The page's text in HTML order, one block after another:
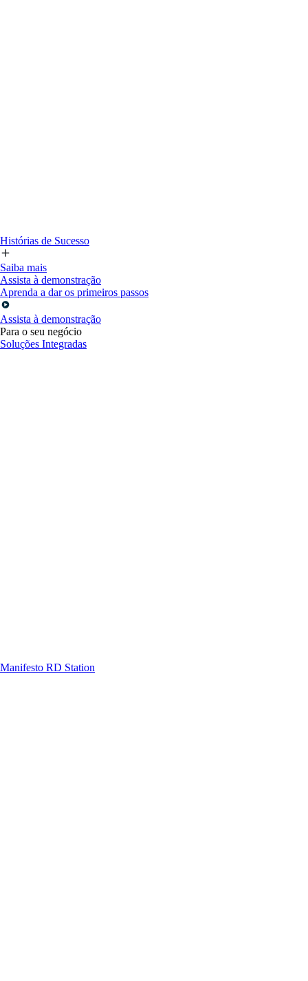
Histórias de Sucesso
Saiba mais
Assista à demonstração
Aprenda a dar os primeiros passos
Assista à demonstração
Para o seu negócio
Soluções Integradas
Manifesto RD Station